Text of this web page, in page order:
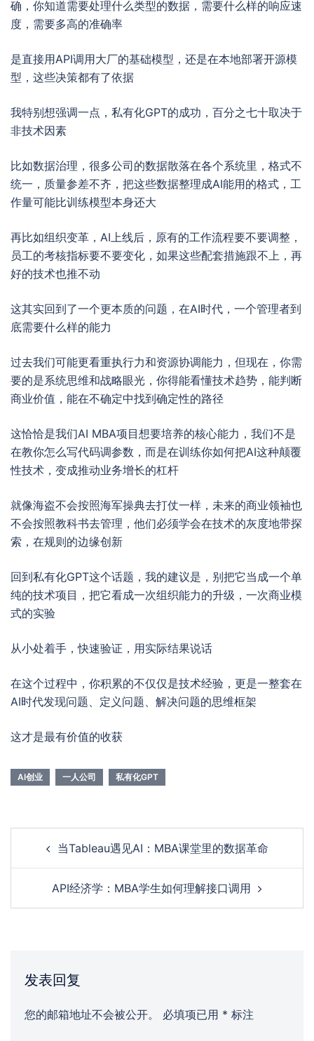
确，你知道需要处理什么类型的数据，需要什么样的响应速
度，需要多高的准确率
是直接用API调用大厂的基础模型，还是在本地部署开源模
型，这些决策都有了依据
我特别想强调一点，私有化GPT的成功，百分之七十取决于
非技术因素
比如数据治理，很多公司的数据散落在各个系统里，格式不
统一，质量参差不齐，把这些数据整理成AI能用的格式，工
作量可能比训练模型本身还大
再比如组织变革，AI上线后，原有的工作流程要不要调整，
员工的考核指标要不要变化，如果这些配套措施跟不上，再
好的技术也推不动
这其实回到了一个更本质的问题，在AI时代，一个管理者到
底需要什么样的能力
过去我们可能更看重执行力和资源协调能力，但现在，你需
要的是系统思维和战略眼光，你得能看懂技术趋势，能判断
商业价值，能在不确定中找到确定性的路径
这恰恰是我们AI MBA项目想要培养的核心能力，我们不是
在教你怎么写代码调参数，而是在训练你如何把AI这种颠覆
性技术，变成推动业务增长的杠杆
就像海盗不会按照海军操典去打仗一样，未来的商业领袖也
不会按照教科书去管理，他们必须学会在技术的灰度地带探
索，在规则的边缘创新
回到私有化GPT这个话题，我的建议是，别把它当成一个单
纯的技术项目，把它看成一次组织能力的升级，一次商业模
式的实验
从小处着手，快速验证，用实际结果说话
在这个过程中，你积累的不仅仅是技术经验，更是一整套在
AI时代发现问题、定义问题、解决问题的思维框架
这才是最有价值的收获
AI创业 一人公司 私有化GPT
navigation当Tableau遇见AI：MBA课堂里的数据革命
API经济学：MBA学生如何理解接口调用
发表回复
您的邮箱地址不会被公开。 必填项已用 * 标注